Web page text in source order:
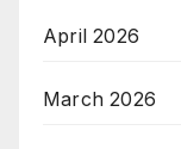
April 2026
March 2026